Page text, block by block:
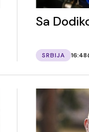
Sa
SRBIJA 16:48